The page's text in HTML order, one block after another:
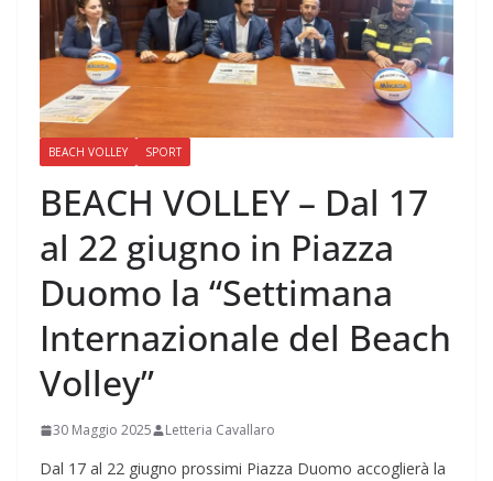
BEACH VOLLEY SPORT
BEACH VOLLEY – Dal 17
al 22 giugno in Piazza
Duomo la “Settimana
Internazionale del Beach
Volley”
30 Maggio 2025 Letteria Cavallaro
Dal 17 al 22 giugno prossimi Piazza Duomo accoglierà la